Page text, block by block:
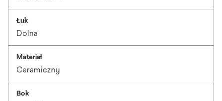
Łuk
Dolna
Materiał
Ceramiczny
Bok